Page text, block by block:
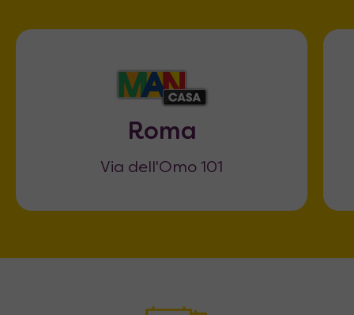
Roma
Via dell'Omo 101